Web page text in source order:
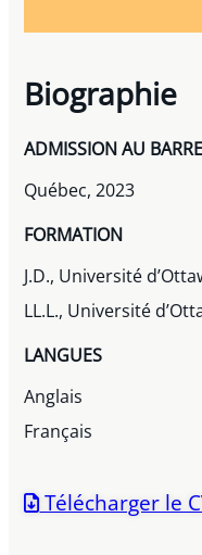
Biographie
ADMISSION AU
Québec, 2023
FORMATION
J.D., Université
LL.L., Université
LANGUES
Anglais
Français
Télécharger le